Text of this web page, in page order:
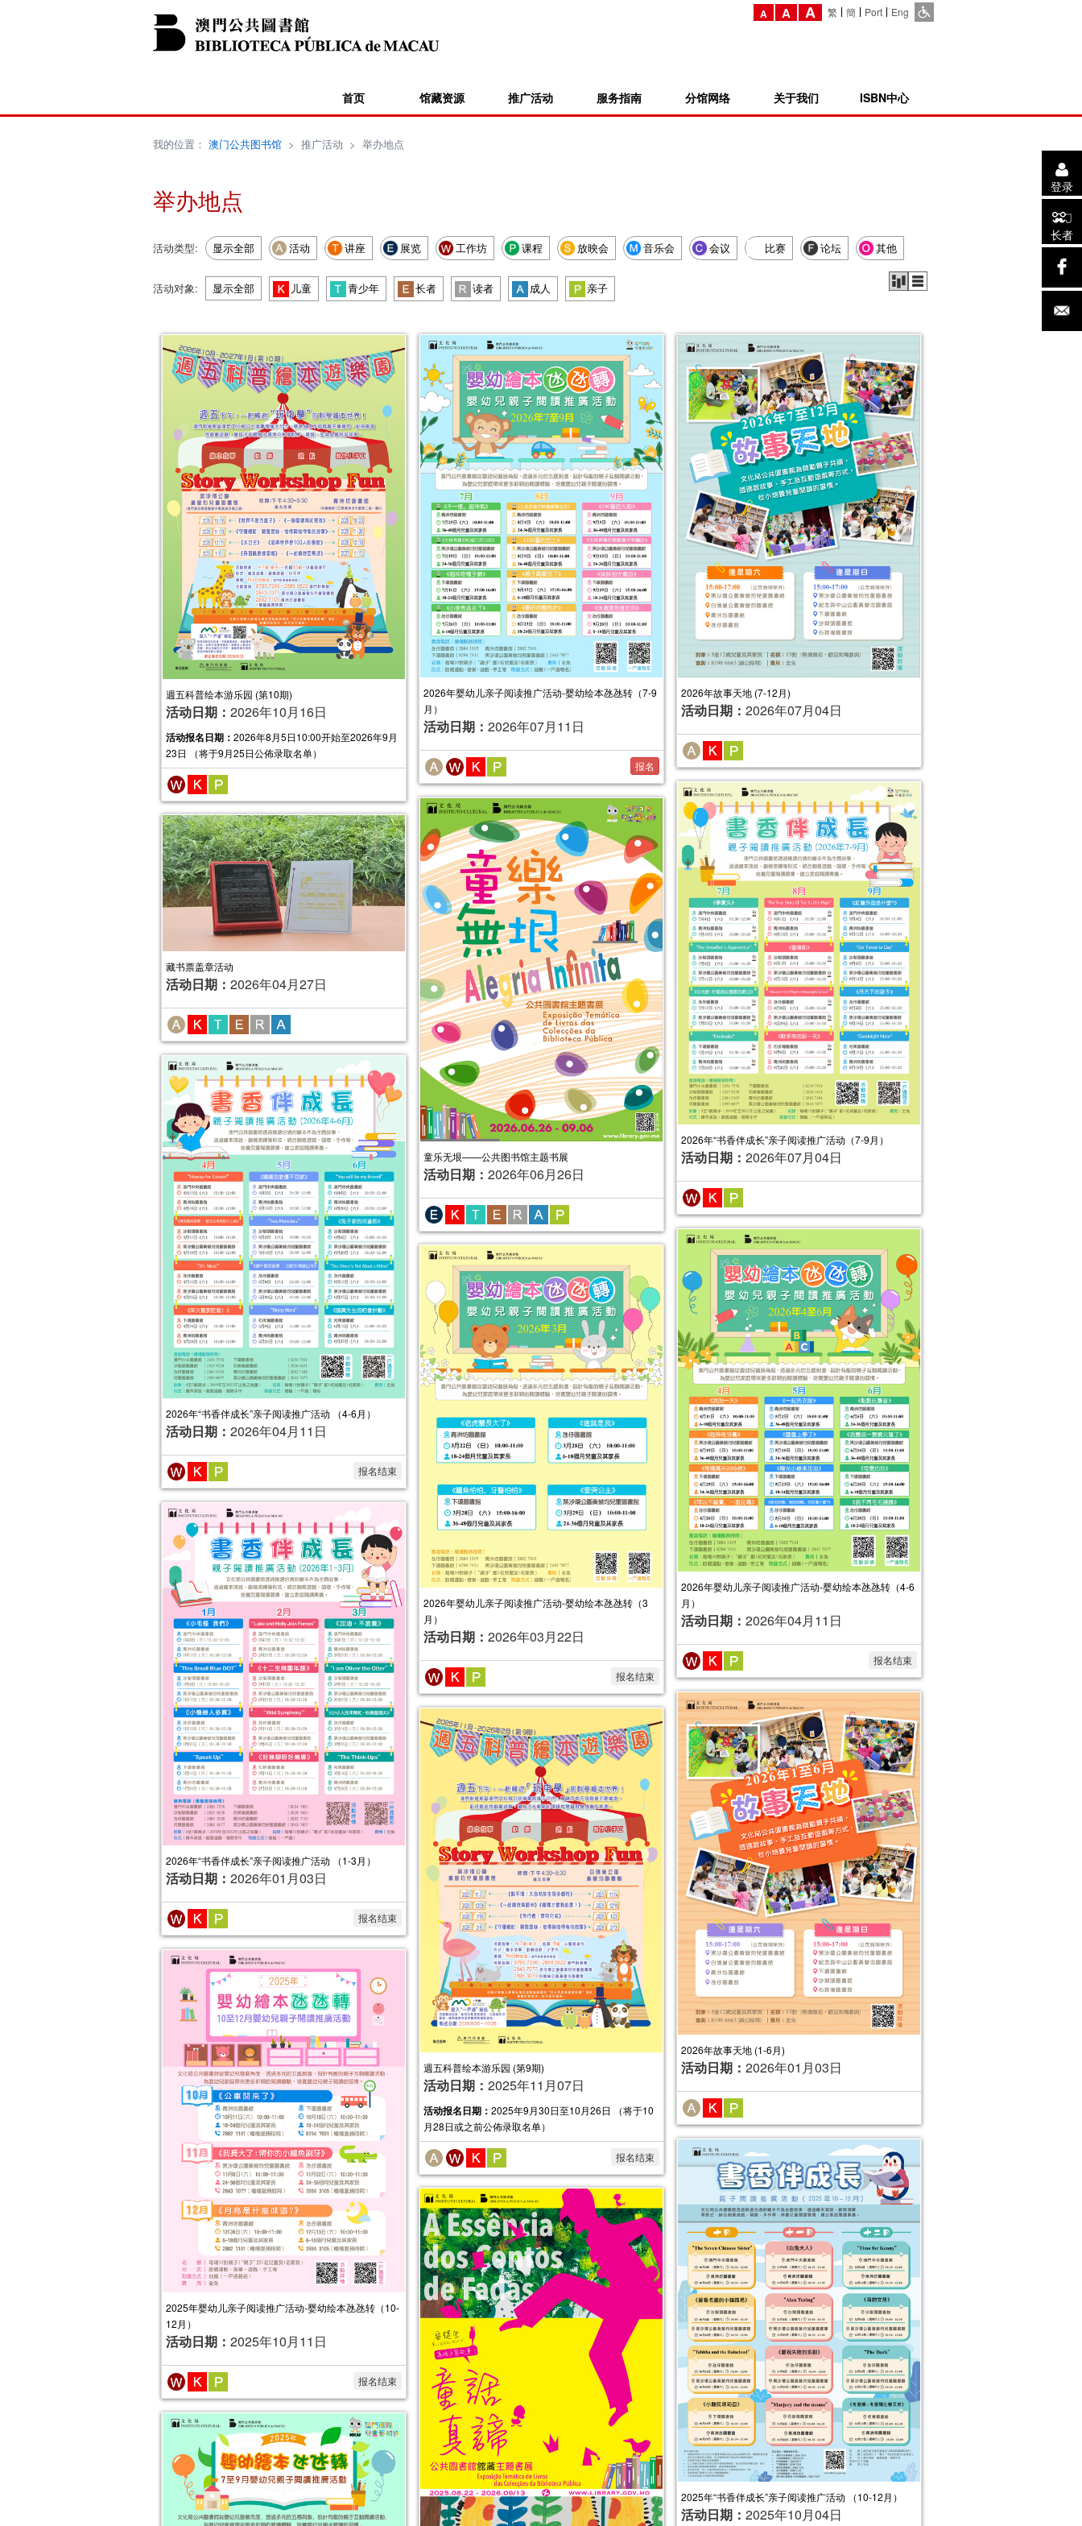
A A A 繁 簡 Port Eng
首页 馆藏资源 推广活动 服务指南 分馆网络 关于我们 ISBN中心
登录
长者
我的位置： 澳门公共图书馆> 推广活动 > 举办地点
举办地点
活动类型: 显示全部 活动 讲座 展览 工作坊 课程 放映会 音乐会 会议 比赛 论坛 其他
活动对象: 显示全部 儿童 青少年 长者 读者 成人 亲子
週五科普绘本游乐园 (第10期)
活动日期： 2026年10月16日
活动报名日期： 2026年8月5日10:00开始至2026年9月
23日 （将于9月25日公佈录取名单）
2026年婴幼儿亲子阅读推广活动-婴幼绘本氹氹转（7-9
月）
活动日期： 2026年07月11日
报名
2026年故事天地 (7-12月)
活动日期： 2026年07月04日
2026年“书香伴成长”亲子阅读推广活动（7-9月）
活动日期： 2026年07月04日
童乐无垠——公共图书馆主题书展
活动日期： 2026年06月26日
藏书票盖章活动
活动日期： 2026年04月27日
2026年“书香伴成长”亲子阅读推广活动 （4-6月）
活动日期： 2026年04月11日
报名结束
2026年婴幼儿亲子阅读推广活动-婴幼绘本氹氹转（4-6
月）
活动日期： 2026年04月11日
报名结束
2026年婴幼儿亲子阅读推广活动-婴幼绘本氹氹转（3
月）
活动日期： 2026年03月22日
报名结束
2026年“书香伴成长”亲子阅读推广活动 （1-3月）
活动日期： 2026年01月03日
报名结束
2026年故事天地 (1-6月)
活动日期： 2026年01月03日
週五科普绘本游乐园 (第9期)
活动日期： 2025年11月07日
活动报名日期： 2025年9月30日至10月26日 （将于10
月28日或之前公佈录取名单）
报名结束
2025年婴幼儿亲子阅读推广活动-婴幼绘本氹氹转（10-
12月）
活动日期： 2025年10月11日
报名结束
2025年“书香伴成长”亲子阅读推广活动 （10-12月）
活动日期： 2025年10月04日